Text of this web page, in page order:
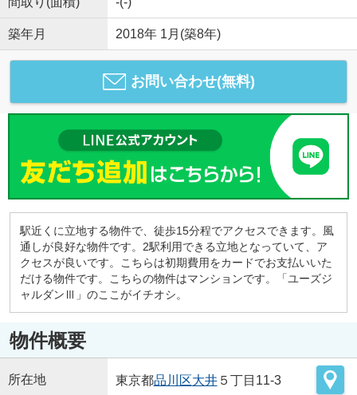
築年月 2018年 1月(築8年)
お問い合わせ(無料)
駅近くに立地する物件で、徒歩15分程でアクセスできます。風
通しが良好な物件です。2駅利用できる立地となっていて、ア
クセスが良いです。こちらは初期費用をカードでお支払いいた
だける物件です。こちらの物件はマンションです。「ユーズジ
ャルダンⅢ」のここがイチオシ。
物件概要
所在地 東京都品川区大井５丁目11-3